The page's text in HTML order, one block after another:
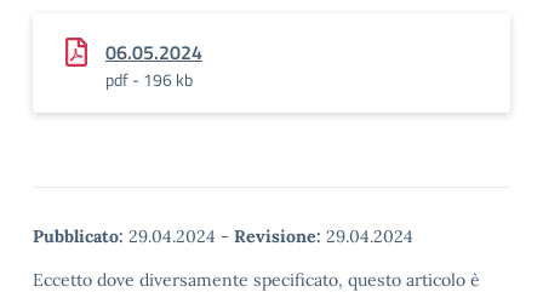
06.05.2024
pdf - 196 kb
Pubblicato: 29.04.2024 - Revisione: 29.04.2024
Eccetto dove diversamente specificato, questo articolo è